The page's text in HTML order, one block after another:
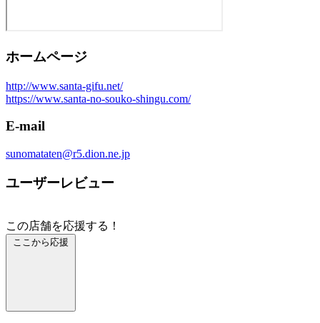
ホームページ
http://www.santa-gifu.net/
https://www.santa-no-souko-shingu.com/
E-mail
sunomataten@r5.dion.ne.jp
ユーザーレビュー
この店舗を応援する！
ここから応援